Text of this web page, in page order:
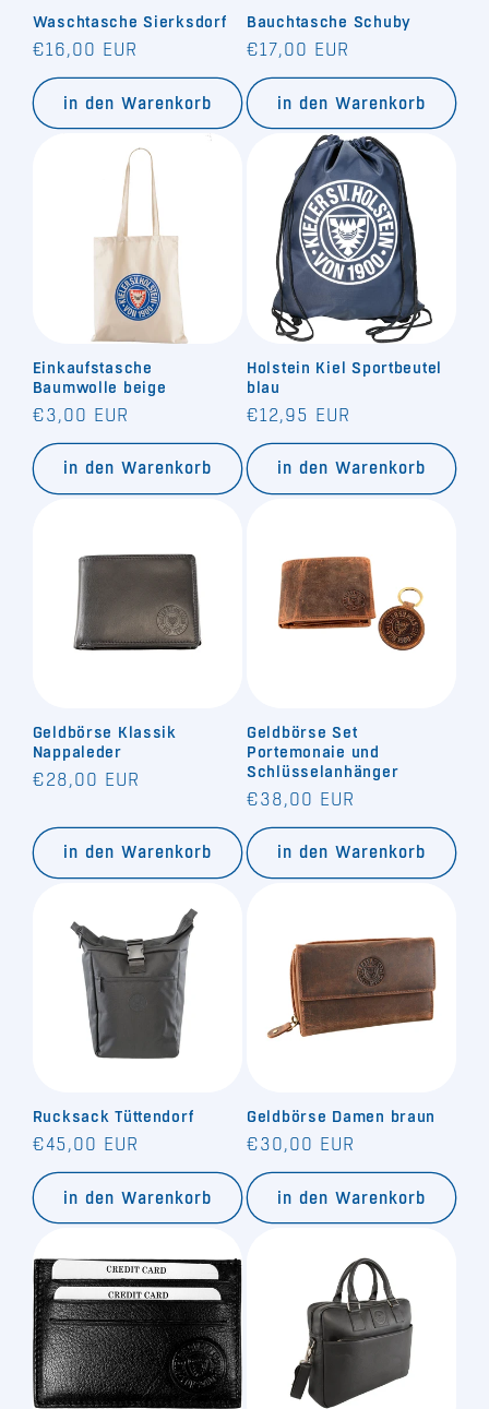
e
Waschtasche Sierksdorf
Normaler
Preis
€16,00 EUR
in den Warenkorb
Bauchtasche Schuby
Normaler
Preis
€17,00 EUR
in den Warenkorb
Einkaufstasche
Baumwolle beige
Normaler
Preis
€3,00 EUR
in den Warenkorb
Holstein Kiel Sportbeutel
blau
Normaler
Preis
€12,95 EUR
in den Warenkorb
Geldbörse Klassik
Nappaleder
Normaler
€28,00 EUR
in den Warenkorb
Geldbörse Set
Portemonaie und
Schlüsselanhänger
Normaler
Preis
€38,00 EUR
in den Warenkorb
Rucksack Tüttendorf
Normaler
Preis
€45,00 EUR
in den Warenkorb
Geldbörse Damen braun
Normaler
Preis
€30,00 EUR
in den Warenkorb